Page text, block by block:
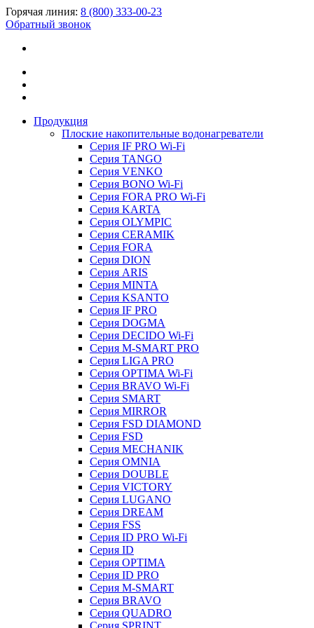
Горячая линия: 8 (800) 333-00-23
Обратный звонок
Продукция
Плоские накопительные водонагреватели
Серия IF PRO Wi-Fi
Серия TANGO
Серия VENKO
Серия BONO Wi-Fi
Серия FORA PRO Wi-Fi
Серия KARTA
Серия OLYMPIC
Серия CERAMIK
Серия FORA
Серия DION
Серия ARIS
Серия MINTA
Серия KSANTO
Серия IF PRO
Серия DOGMA
Серия DECIDO Wi-Fi
Серия M-SMART PRO
Серия LIGA PRO
Серия OPTIMA Wi-Fi
Серия BRAVO Wi-Fi
Серия SMART
Серия MIRROR
Серия FSD DIAMOND
Серия FSD
Серия MECHANIK
Серия OMNIA
Серия DOUBLE
Серия VICTORY
Серия LUGANO
Серия DREAM
Серия FSS
Серия ID PRO Wi-Fi
Серия ID
Серия OPTIMA
Серия ID PRO
Серия M-SMART
Серия BRAVO
Серия QUADRO
Серия SPRINT